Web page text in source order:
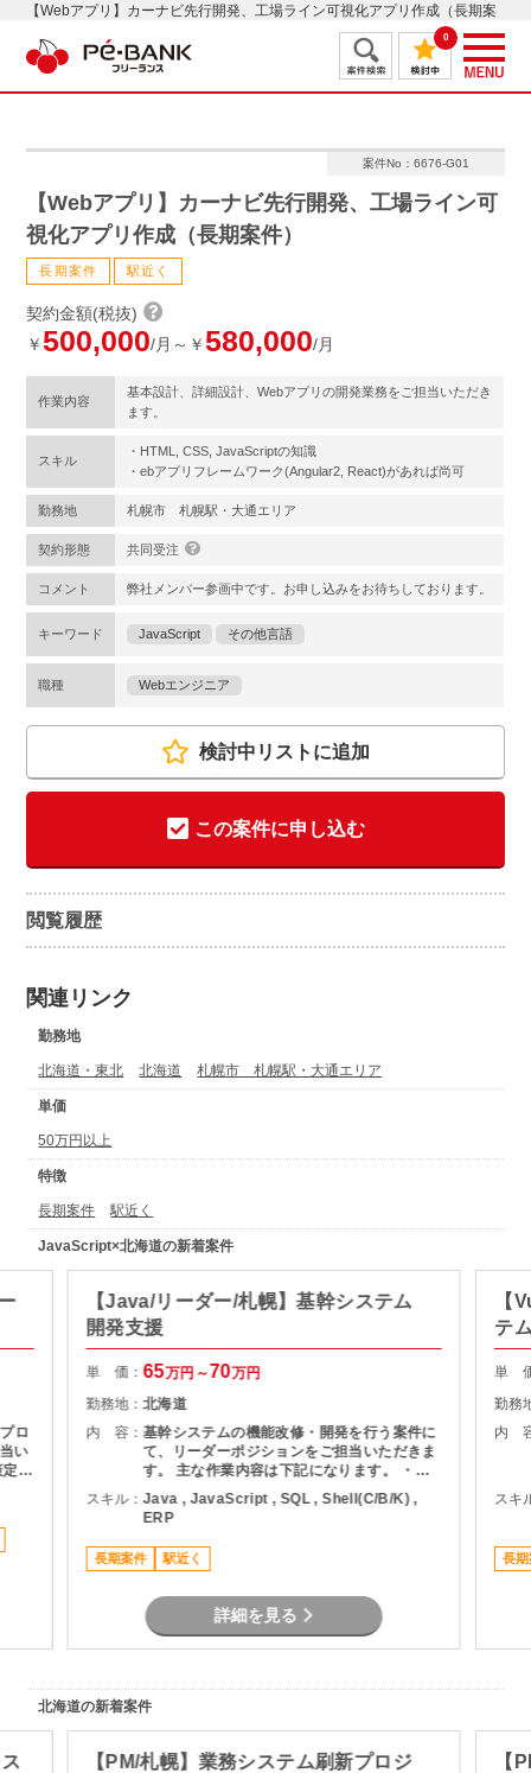
【Webアプリ】カーナビ先行開発、工場ライン可視化アプリ作成（長期案
0
案件No：6676-G01
【Webアプリ】カーナビ先行開発、工場ライン可
視化アプリ作成（長期案件）
長期案件 駅近く
契約金額(税抜)
￥500,000/月～￥580,000/月
作業内容
基本設計、詳細設計、Webアプリの開発業務をご担当いただき
ます。
スキル
・HTML, CSS, JavaScriptの知識
・ebアプリフレームワーク(Angular2, React)があれば尚可
勤務地 札幌市 札幌駅・大通エリア
契約形態 共同受注
コメント 弊社メンバー参画中です。お申し込みをお待ちしております。
キーワード JavaScript その他言語
職種 Webエンジニア
検討中リストに追加
この案件に申し込む
閲覧履歴
関連リンク
勤務地
北海道・東北 北海道 札幌市 札幌駅・大通エリア
単価
50万円以上
特徴
長期案件 駅近く
JavaScript×北海道の新着案件
ロ
い
【Java/リーダー/札幌】基幹システム
開発支援
単 価：65万円～70万円
勤務地：北海道
内 容：基幹システムの機能改修・開発を行う案件に
て、リーダーポジションをご担当いただきま
す。 主な作業内容は下記になります。 ・要
件定義からリリースまでの一連の開発業務 ・
運用保守および障害対応 ・現行システムの調
査・影響分析 ・メンバー管理および開発チー
ムの推進 ・関係者との調整および改善提案
スキル：Java , JavaScript , SQL , Shell(C/B/K) ,
ERP
長期案件 駅近く
詳細を見る
【
テ
単
勤務
内
スキ
長期
北海道の新着案件
【PM/札幌】業務システム刷新プロジ
【